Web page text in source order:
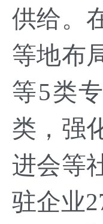
供给。
等地布
等5类
类，强
进会等
驻企业